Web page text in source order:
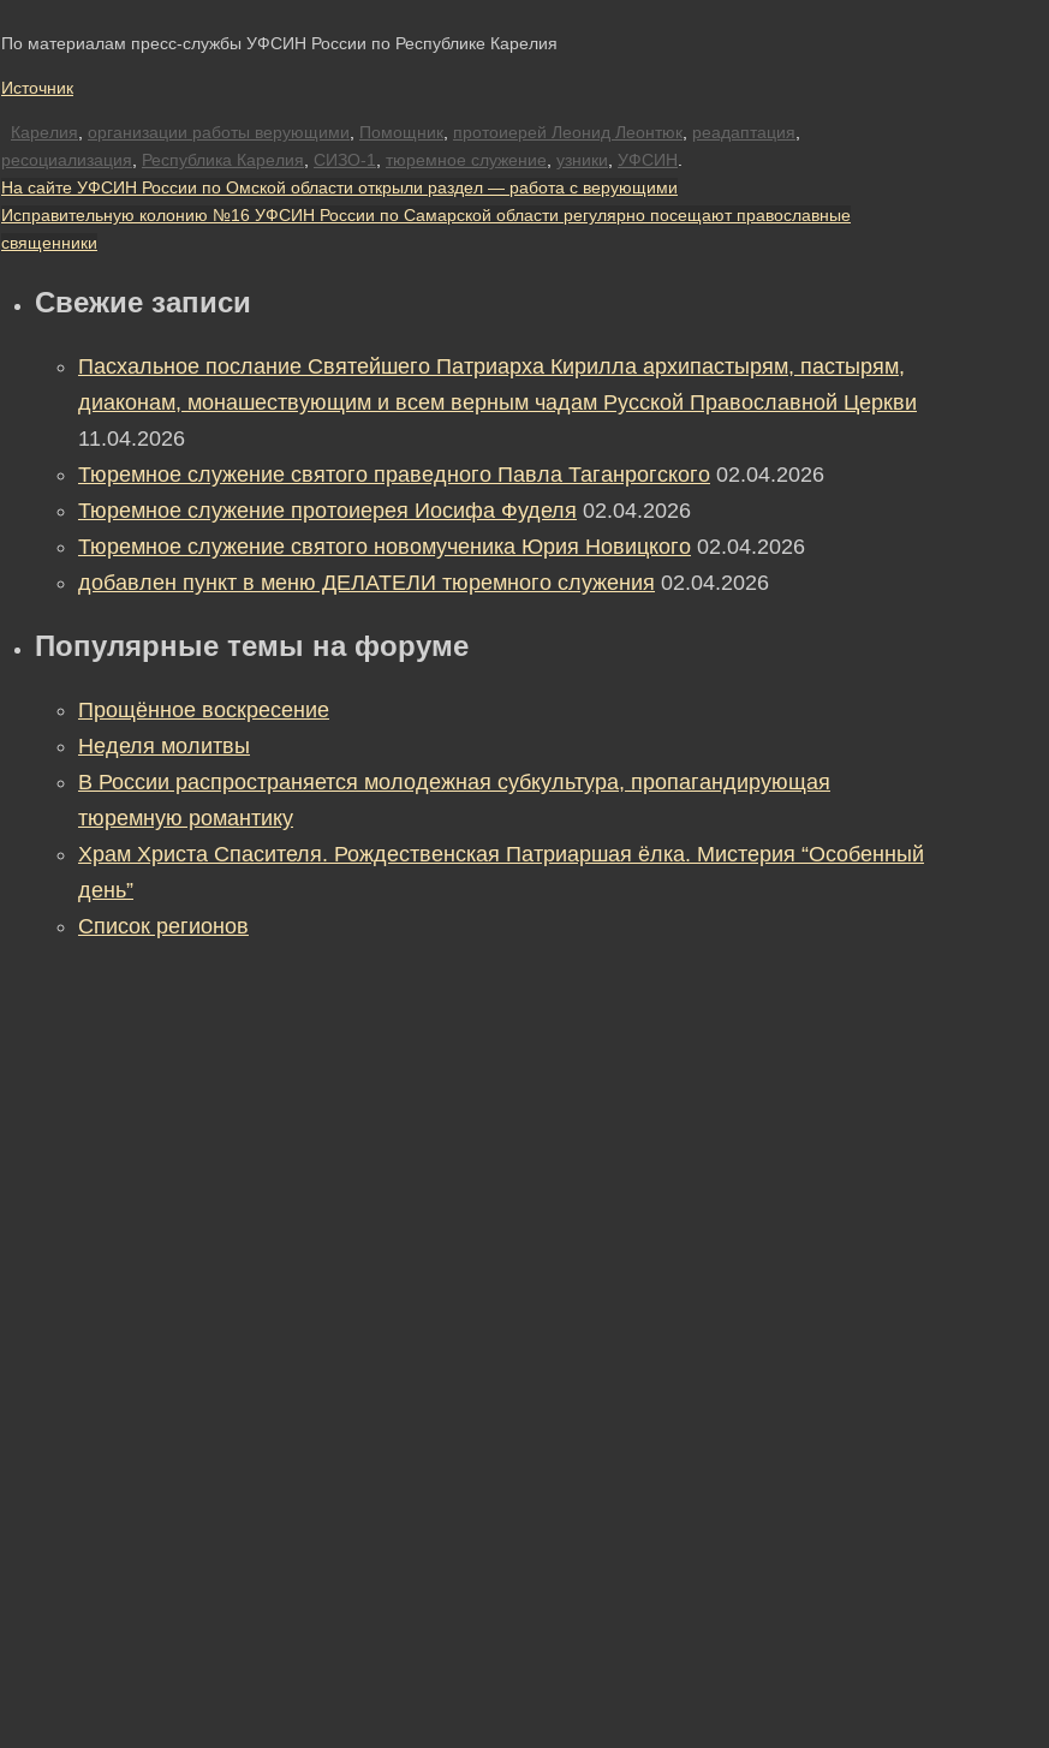
По материалам пресс-службы УФСИН России по Республике Карелия
Источник
Карелия организации работы верующими Помощник протоиерей Леонид Леонтюк реадаптация
ресоциализация
Республика Карелия СИЗО-1 тюремное служение узники УФСИН
На сайте УФСИН России по Омской области открыли раздел — работа с верующими
Исправительную колонию №16 УФСИН России по Самарской области регулярно посещают православные
священники
Свежие записи
Пасхальное послание Святейшего Патриарха Кирилла архипастырям, пастырям,
диаконам, монашествующим и всем верным чадам Русской Православной Церкви
11.04.2026
Тюремное служение святого праведного Павла Таганрогского 02.04.2026
Тюремное служение протоиерея Иосифа Фуделя 02.04.2026
Тюремное служение святого новомученика Юрия Новицкого 02.04.2026
добавлен пункт в меню ДЕЛАТЕЛИ тюремного служения 02.04.2026
Популярные темы на форуме
Прощённое воскресение
Неделя молитвы
В России распространяется молодежная субкультура, пропагандирующая
тюремную романтику
Храм Христа Спасителя. Рождественская Патриаршая ёлка. Мистерия “Особенный
день”
Список регионов